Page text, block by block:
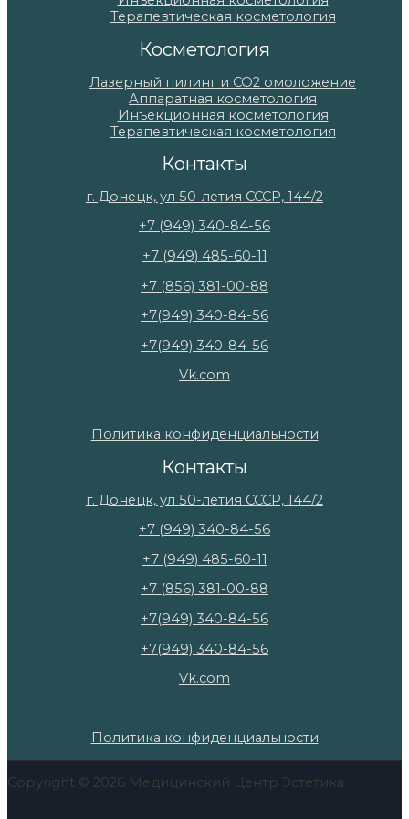
Терапевтическая косметология
Косметология
Лазерный пилинг и СО2 омоложение
Аппаратная косметология
Инъекционная косметология
Терапевтическая косметология
Контакты
г. Донецк, ул 50-летия СССР, 144/2
+7 (949) 340-84-56
+7 (949) 485-60-11
+7 (856) 381-00-88
+7(949) 340-84-56
+7(949) 340-84-56
Vk.com
Политика конфиденциальности
Контакты
г. Донецк, ул 50-летия СССР, 144/2
+7 (949) 340-84-56
+7 (949) 485-60-11
+7 (856) 381-00-88
+7(949) 340-84-56
+7(949) 340-84-56
Vk.com
Политика конфиденциальности
Copyright © 2026 Медицинский Центр Эстетика